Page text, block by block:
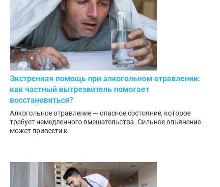
Экстренная помощь при алкогольном отравлении:
как частный вытрезвитель помогает
восстановиться?
Алкогольное отравление — опасное состояние, которое
требует немедленного вмешательства. Сильное опьянение
может привести к